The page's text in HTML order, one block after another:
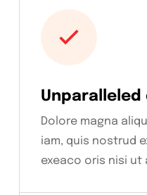
Unparalleled
Dolore magna
iam, quis nostrud
exeaco oris nisi ut